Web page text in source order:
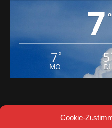
Cookie-
7°
7 °
MO
5
DI